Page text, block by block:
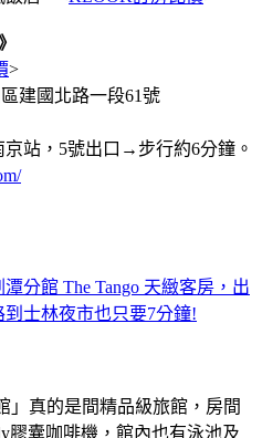
>
建國北路一段61號
站，5號出口→步行約6分鐘。
分館 The Tango 天緻客房，出
士林夜市也只要7分鐘!
」真的是間精品級旅館，房間
膠囊咖啡機，館內也有泳池及